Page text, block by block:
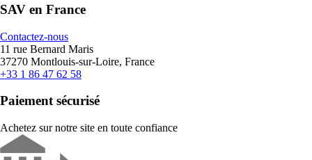
SAV en France
Contactez-nous
11 rue Bernard Maris
37270 Montlouis-sur-Loire, France
+33 1 86 47 62 58
Paiement sécurisé
Achetez sur notre site en toute confiance